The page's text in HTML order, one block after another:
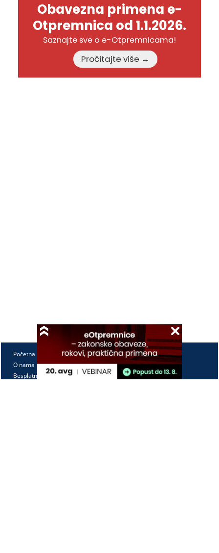
Obavezna primena e-
Otpremnica od 1.1.2026.
Saznajte sve o e-Otpremnicama!
Pročitajte više →
Početna
O nama
Besplatno